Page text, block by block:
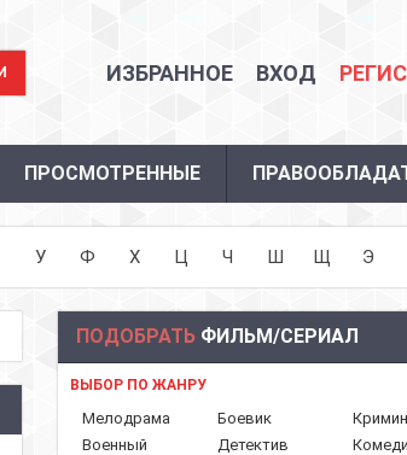
ИЗБРАННОЕ ВХОД
ПРОСМОТРЕННЫЕ
У Ф Х Ц Ч Ш Щ Э
ПОДОБРАТЬ ФИЛЬМ/СЕРИАЛ
ВЫБОР ПО ЖАНРУ
Мелодрама Боевик
Военный
Детектив